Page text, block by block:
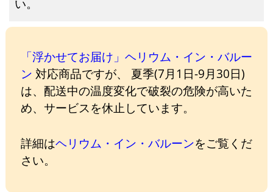
い。
「浮かせてお届け」ヘリウム・イン・バルー
ン 対応商品ですが、 夏季(7月1日-9月30日)
は、配送中の温度変化で破裂の危険が高いた
め、サービスを休止しています。
詳細はヘリウム・イン・バルーンをご覧くだ
さい。